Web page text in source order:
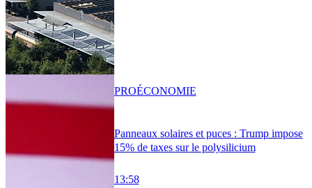
Panneaux solaires et puces : Trump impose
15% de taxes sur le polysilicium
13:58
PROÉCONOMIE